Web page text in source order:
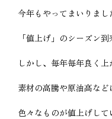
今年もやってまいりまし
「値上げ」のシーズン到
しかし、毎年毎年良く上
素材の高騰や原油高など
色々なものが値上げして